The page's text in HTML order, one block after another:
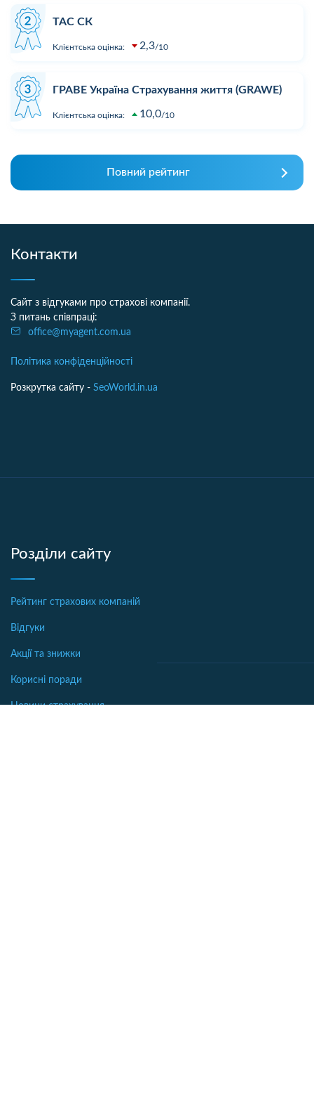
ТАС СК
Клієнтська оцінка: 2,3 10
ГРАВЕ Україна Страхування життя (GRAWE)
Клієнтська оцінка: 10,0 10
Повний рейтинг
Контакти
Сайт з відгуками про страхові компанії.
З питань співпраці:
office@myagent.com.ua
Політика конфіденційності
Розкрутка сайту - SeoWorld.in.ua
Розділи сайту
Рейтинг страхових компаній
Відгуки
Акції та знижки
Корисні поради
Новини страхування